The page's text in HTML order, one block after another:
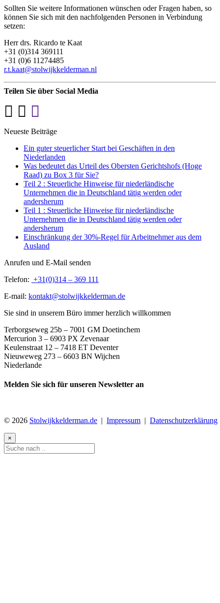
Sollten Sie weitere Informationen wünschen oder Fragen haben, so
können Sie sich mit den nachfolgenden Personen in Verbindung
setzen:
Herr drs. Ricardo te Kaat
+31 (0)314 369111
+31 (0)6 11274485
r.t.kaat@stolwijkkelderman.nl
Teilen Sie über Social Media
Neueste Beiträge
Ein guter steuerlicher Start bei Geschäften in den
Niederlanden
Was bedeutet das Urteil des Obersten Gerichtshofs (Hoge
Raad) zu Box 3 für Sie?
Teil 2 : Steuerliche Hinweise für niederländische
Unternehmen die in Deutschland tätig werden oder
andersherum
Teil 1 : Steuerliche Hinweise für niederländische
Unternehmen die in Deutschland tätig werden oder
andersherum
Einschränkung der 30%-Regel für Arbeitnehmer aus dem
Ausland
Anrufen und E-Mail senden
Telefon: +31(0)314 – 369 111
E-mail: kontakt@stolwijkkelderman.de
Sie sind in unserem Büro immer herzlich willkommen
Terborgseweg 25b – 7001 GM Doetinchem
Mercurion 3 – 6903 PX Zevenaar
Keulenstraat 12 – 7418 ET Deventer
Nieuweweg 273 – 6603 BN Wijchen
Niederlande
Melden Sie sich für unseren Newsletter an
© 2026 Stolwijkkelderman.de | Impressum | Datenschutzerklärung
×